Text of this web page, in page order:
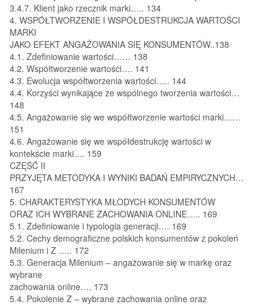
3.4.7. Klient jako rzecznik marki….. 134
4. WSPÓŁTWORZENIE I WSPÓŁDESTRUKCJA WARTOŚCI
MARKI
JAKO EFEKT ANGAŻOWANIA SIĘ KONSUMENTÓW..138
4.1. Zdefiniowanie wartości…… 138
4.2. Współtworzenie wartości…. 141
4.3. Ewolucja współtworzenia wartości….. 144
4.4. Korzyści wynikające ze wspólnego tworzenia wartości…
148
4.5. Angażowanie się we współtworzenie wartości marki……
151
4.6. Angażowanie się we współdestrukcję wartości w
kontekście marki…. 159
CZĘŚĆ II
PRZYJĘTA METODYKA I WYNIKI BADAŃ EMPIRYCZNYCH…
167
5. CHARAKTERYSTYKA MŁODYCH KONSUMENTÓW
ORAZ ICH WYBRANE ZACHOWANIA ONLINE….. 169
5.1. Zdefiniowanie i typologia generacji…. 169
5.2. Cechy demograficzne polskich konsumentów z pokoleń
Milenium i Z ….. 172
5.3. Generacja Milenium – angażowanie się w markę oraz
wybrane
zachowania online…. 173
5.4. Pokolenie Z – wybrane zachowania online oraz